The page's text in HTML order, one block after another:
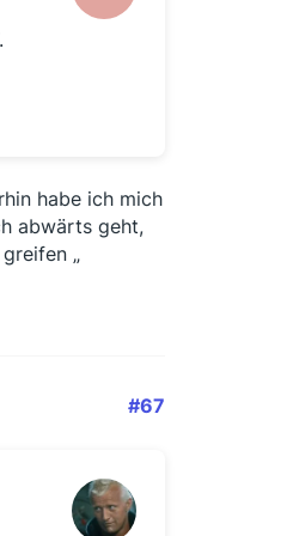
habe ich mich
abwärts geht,
„
#67